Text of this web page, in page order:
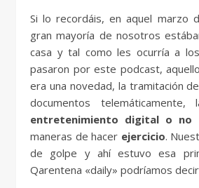
Si lo recordáis, en aquel marzo
gran mayoría de nosotros
casa y tal como les ocurría a
pasaron por este podcast,
era una novedad, la tramitación
documentos
entretenimiento digital o no
maneras de hacer ejercicio.
de golpe y ahí estuvo esa
Qarentena «daily» podríamos